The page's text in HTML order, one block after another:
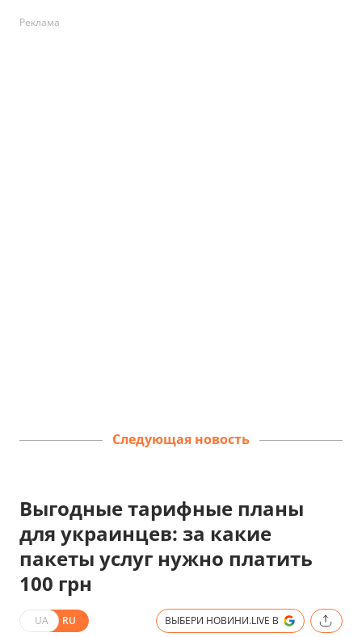
Реклама
Следующая новость
Выгодные тарифные планы
для украинцев: за какие
пакеты услуг нужно платить
100 грн
UA RU ВЫБЕРИ НОВИНИ.LIVE В